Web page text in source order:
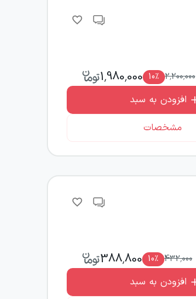
2,200,000
10٪ 1,980,000
افزودن به سبد
مشخصات
432,000
10٪ 388,800
افزودن به سبد